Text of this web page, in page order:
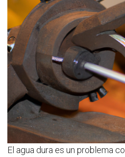
El agua dura es un problema